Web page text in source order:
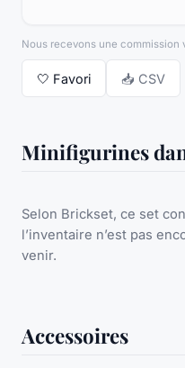
Nous recevons une commission
🤍 Favori 📥 CSV
Minifigurines
Selon Brickset, ce set
l’inventaire n’est pas
venir.
Accessoires